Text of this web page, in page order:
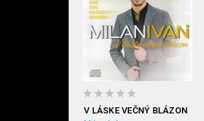
V LÁSKE VEČNÝ BLÁZON